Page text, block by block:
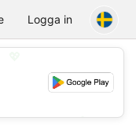
Logga in
💕